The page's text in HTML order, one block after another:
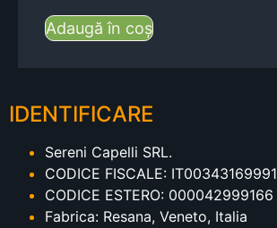
Adaugă în coș
IDENTIFICARE
Sereni Capelli SRL.
CODICE FISCALE: IT00343169991
CODICE ESTERO: 000042999166
Fabrica: Resana, Veneto, Italia